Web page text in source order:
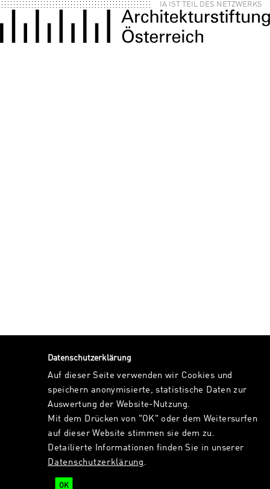
IA IST TEIL DES NETZWERKS
Datenschutzerklärung
Auf dieser Seite verwenden wir Cookies und
speichern anonymisierte, statistische Daten zur
Auswertung der Website-Nutzung.
Mit dem Drücken von "OK" oder dem Weitersurfen
auf dieser Website stimmen sie dem zu.
Detailierte Informationen finden Sie in unserer
Datenschutzerklärung .
OK